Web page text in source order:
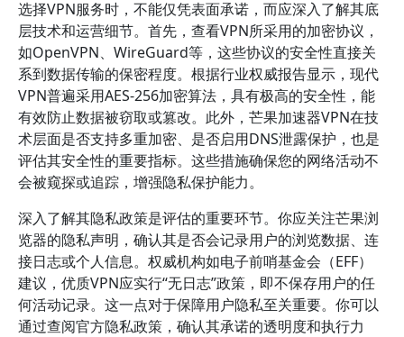
选择VPN服务时，不能仅凭表面承诺，而应深入了解其底
层技术和运营细节。首先，查看VPN所采用的加密协议，
如OpenVPN、WireGuard等，这些协议的安全性直接关
系到数据传输的保密程度。根据行业权威报告显示，现代
VPN普遍采用AES-256加密算法，具有极高的安全性，能
有效防止数据被窃取或篡改。此外，芒果加速器VPN在技
术层面是否支持多重加密、是否启用DNS泄露保护，也是
评估其安全性的重要指标。这些措施确保您的网络活动不
会被窥探或追踪，增强隐私保护能力。
深入了解其隐私政策是评估的重要环节。你应关注芒果浏
览器的隐私声明，确认其是否会记录用户的浏览数据、连
接日志或个人信息。权威机构如电子前哨基金会（EFF）
建议，优质VPN应实行“无日志”政策，即不保存用户的任
何活动记录。这一点对于保障用户隐私至关重要。你可以
通过查阅官方隐私政策，确认其承诺的透明度和执行力